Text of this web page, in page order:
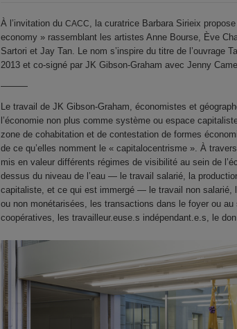
À l’invitation du CACC, la curatrice Barbara Sirieix
economy » rassemblant les artistes Anne Bourse, Ève
Sartori et Jay Tan. Le nom s’inspire du titre de l’ouvrage
2013 et co-signé par JK Gibson-Graham avec Jenny
———
Le travail de JK Gibson-Graham, économistes et
l’économie non plus comme système ou espace
zone de cohabitation et de contestation de formes
de ce qu’elles nomment le « capitalocentrisme ». À
mis en valeur différents régimes de visibilité au sein de
dessus du niveau de l’eau — le travail salarié, la
capitaliste, et ce qui est immergé — le travail non salarié,
ou non monétarisées, les transactions dans le foyer ou
coopératives, les travailleur.euse.s indépendant.e.s, le